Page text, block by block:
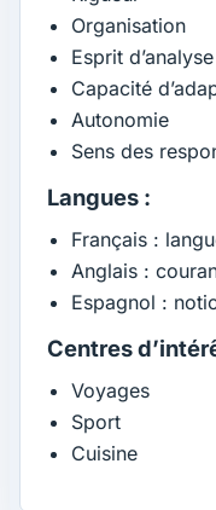
Organisation
Esprit d’analyse
Capacité
Autonomie
Sens des
Langues :
Français :
Anglais :
Espagnol :
Centres
Voyages
Sport
Cuisine